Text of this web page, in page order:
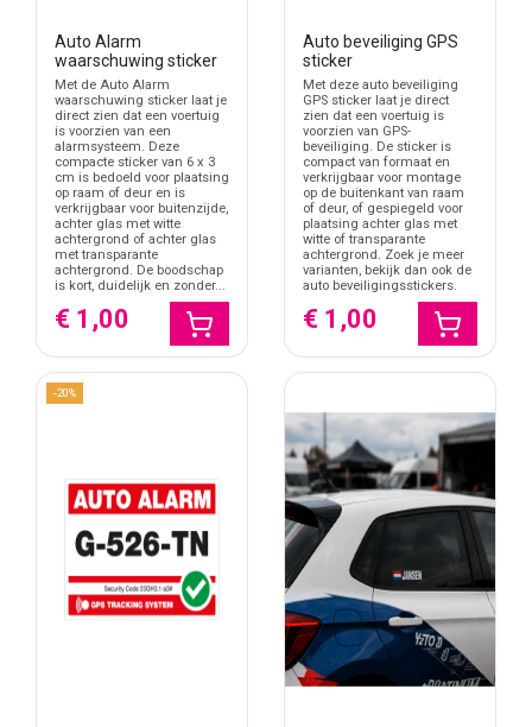
Auto Alarm
waarschuwing sticker
Met de Auto Alarm
waarschuwing sticker laat je
direct zien dat een voertuig
is voorzien van een
alarmsysteem. Deze
compacte sticker van 6 x 3
cm is bedoeld voor plaatsing
op raam of deur en is
verkrijgbaar voor buitenzijde,
achter glas met witte
achtergrond of achter glas
met transparante
achtergrond. De boodschap
is kort, duidelijk en zonder...
€ 1,00
Auto beveiliging GPS
sticker
Met deze auto beveiliging
GPS sticker laat je direct
zien dat een voertuig is
voorzien van GPS-
beveiliging. De sticker is
compact van formaat en
verkrijgbaar voor montage
op de buitenkant van raam
of deur, of gespiegeld voor
plaatsing achter glas met
witte of transparante
achtergrond. Zoek je meer
varianten, bekijk dan ook de
auto beveiligingsstickers.
€ 1,00
-20%